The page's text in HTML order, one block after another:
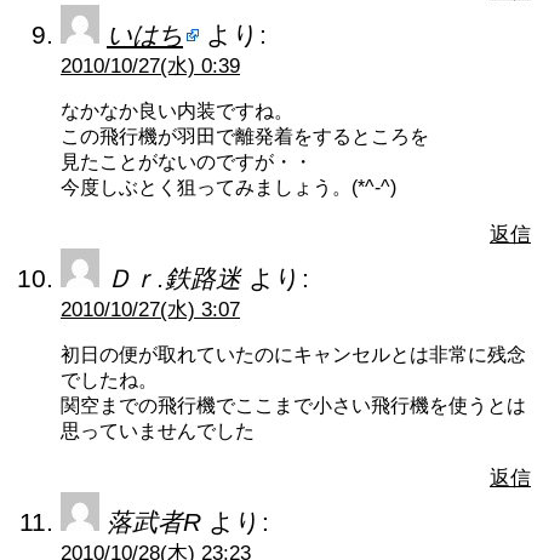
いはち より:
2010/10/27(水) 0:39
なかなか良い内装ですね。
この飛行機が羽田で離発着をするところを
見たことがないのですが・・
今度しぶとく狙ってみましょう。(*^-^)
返信
Ｄｒ.鉄路迷 より:
2010/10/27(水) 3:07
初日の便が取れていたのにキャンセルとは非常に残念
でしたね。
関空までの飛行機でここまで小さい飛行機を使うとは
思っていませんでした
返信
落武者R より:
2010/10/28(木) 23:23